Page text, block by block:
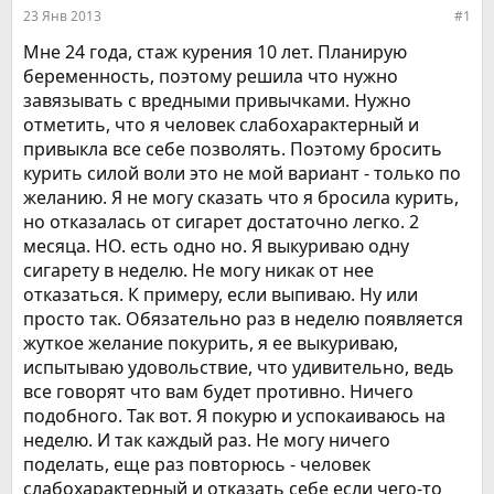
м
ы
а
23 Янв 2013 #1
Мне 24 года, стаж курения 10 лет. Планирую
беременность, поэтому решила что нужно
завязывать с вредными привычками. Нужно
отметить, что я человек слабохарактерный и
привыкла все себе позволять. Поэтому бросить
курить силой воли это не мой вариант - только по
желанию. Я не могу сказать что я бросила курить,
но отказалась от сигарет достаточно легко. 2
месяца. НО. есть одно но. Я выкуриваю одну
сигарету в неделю. Не могу никак от нее
отказаться. К примеру, если выпиваю. Ну или
просто так. Обязательно раз в неделю появляется
жуткое желание покурить, я ее выкуриваю,
испытываю удовольствие, что удивительно, ведь
все говорят что вам будет противно. Ничего
подобного. Так вот. Я покурю и успокаиваюсь на
неделю. И так каждый раз. Не могу ничего
поделать, еще раз повторюсь - человек
слабохарактерный и отказать себе если чего-то